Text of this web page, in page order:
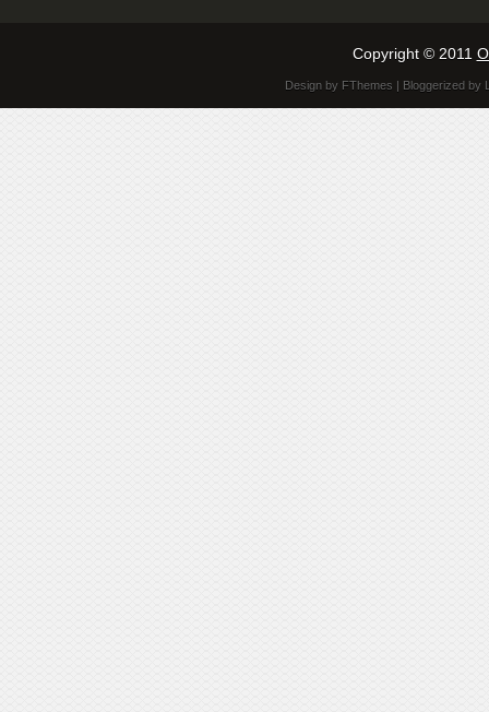
Copyright © 2011
Design by FThemes | Bloggerized by